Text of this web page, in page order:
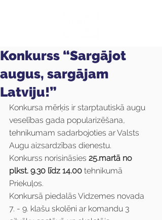
Konkurss “Sargājot
augus, sargājam
Latviju!”
Konkursa mērķis ir starptautiskā augu
veselības gada popularizēšana,
tehnikumam sadarbojoties ar Valsts
Augu aizsardzības dienestu.
Konkurss norisināsies 25.martā no
plkst. 9.30 līdz 14.00 tehnikumā
Priekuļos.
Konkursā piedalās Vidzemes novada
7. - 9. klašu skolēni ar komandu 3